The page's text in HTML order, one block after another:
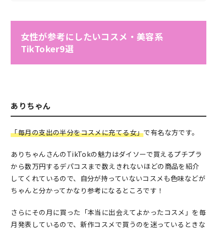
女性が参考にしたいコスメ・美容系
TikToker9選
ありちゃん
「毎月の支出の半分をコスメに充てる女」で有名な方です。
ありちゃんさんのTikTokの魅力はダイソーで買えるプチプラ
から数万円するデパコスまで数えきれないほどの商品を紹介
してくれているので、自分が持っていないコスメも色味などが
ちゃんと分かってかなり参考になるところです！
さらにその月に買った「本当に出会えてよかったコスメ」を毎
月発表しているので、新作コスメで買うのを迷っているときな